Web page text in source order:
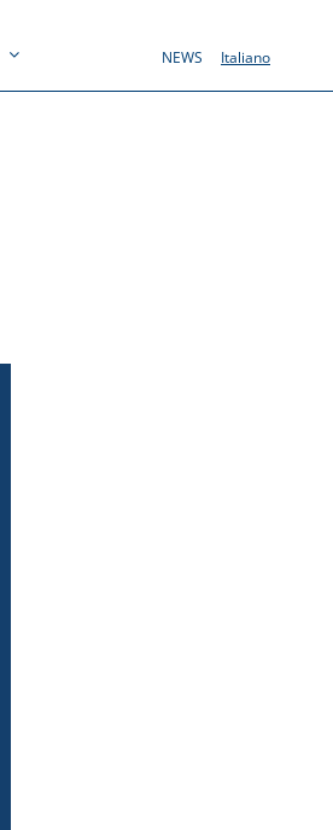
NEWS Italiano